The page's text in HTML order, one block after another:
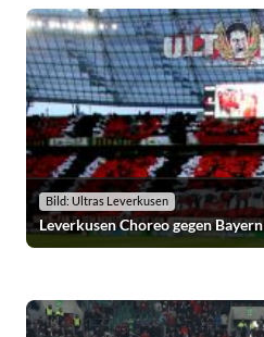
Bild: Ultras Leverkusen
Leverkusen Choreo gegen Bayern